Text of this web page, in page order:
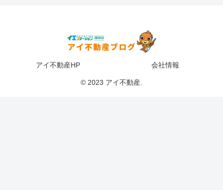
アイ不動産HP 会社情報
© 2023 アイ不動産.